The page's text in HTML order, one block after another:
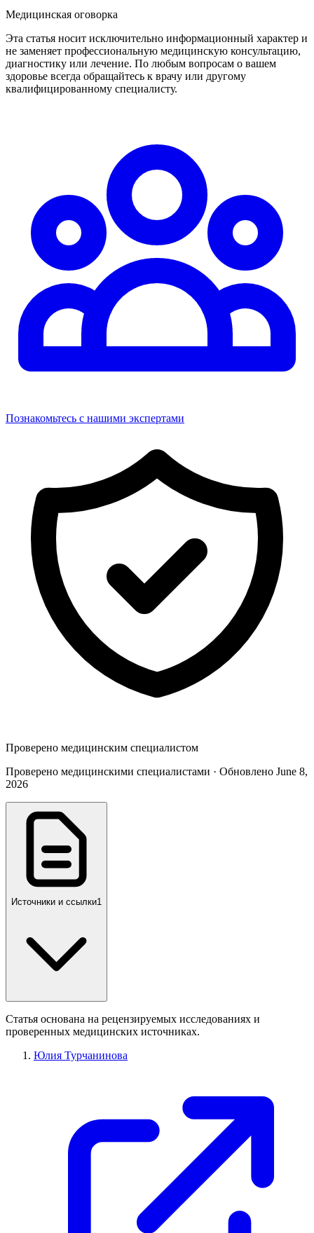
Медицинская оговорка
Эта статья носит исключительно информационный характер и
не заменяет профессиональную медицинскую консультацию,
диагностику или лечение. По любым вопросам о вашем
здоровье всегда обращайтесь к врачу или другому
квалифицированному специалисту.
Познакомьтесь с нашими экспертами
Проверено медицинским специалистом
Проверено медицинскими специалистами · Обновлено June 8,
2026
Источники и ссылки1
Статья основана на рецензируемых исследованиях и
проверенных медицинских источниках.
Юлия Турчанинова